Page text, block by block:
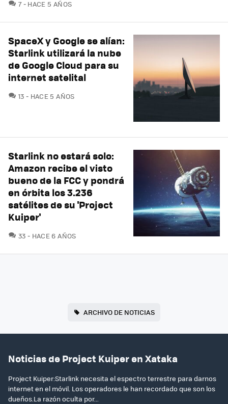
7COMENTARIOS
HACE 5 AÑOS
SpaceX y Google se alían:
Starlink utilizará la nube
de Google Cloud para su
internet satelital
13 COMENTARIOS
HACE 5 AÑOS
Starlink no estará solo:
Amazon recibe el visto
bueno de la FCC y pondrá
en órbita los 3.236
satélites de su 'Project
Kuiper'
33 COMENTARIOS
HACE 6 AÑOS
ARCHIVO DE NOTICIAS
Noticias de Project Kuiper en Xataka
Project Kuiper:Starlink necesita el espectro terrestre para darnos
internet en el móvil. Los operadores le han recordado que son los
dueños.La razón oculta por...